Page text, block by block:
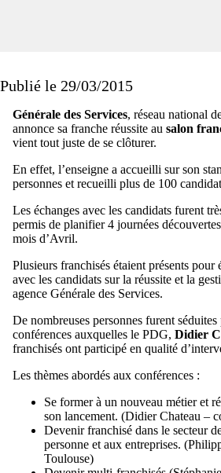
Publié le 29/03/2015
Générale des Services, réseau national
annonce sa franche réussite au salon
vient tout juste de se clôturer.
En effet, l’enseigne a accueilli sur son
personnes et recueilli plus de 100
Les échanges avec les candidats furent
permis de planifier 4 journées
mois d’Avril.
Plusieurs franchisés étaient présents pour
avec les candidats sur la réussite et la
agence Générale des Services.
De nombreuses personnes furent
conférences auxquelles le PDG, Didier
franchisés ont participé en qualité
Les thèmes abordés aux conférences :
Se former à un nouveau métier et
son lancement. (Didier Chateau –
Devenir franchisé dans le secteur
personne et aux entreprises.
Toulouse)